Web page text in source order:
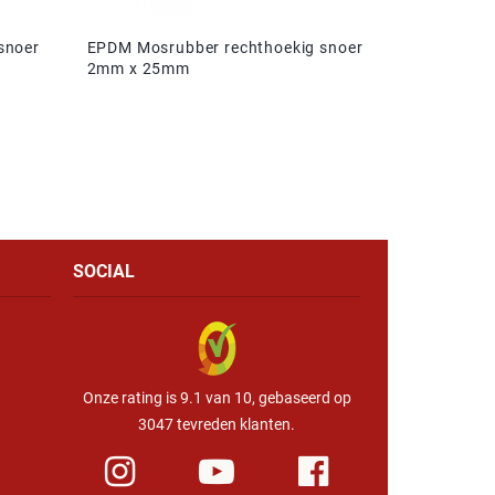
EPDM Mosrubber rechthoekig snoer
2mm x 25mm
SOCIAL
Onze rating is 9.1 van 10, gebaseerd op
3047 tevreden klanten.